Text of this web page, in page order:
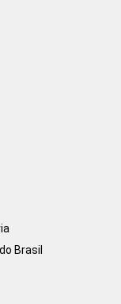
Brasil